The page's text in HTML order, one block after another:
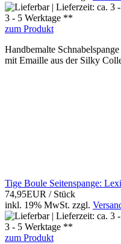
3 - 5 Werktage **
zum Produkt
Handbemalte
mit Emaille aus der Silky
Tige Boule Seitenspange:
74,95EUR / Stück
inkl. 19% MwSt. zzgl.
3 - 5 Werktage **
zum Produkt